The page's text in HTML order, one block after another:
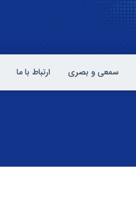
سمعی و بصری ارتباط با ما